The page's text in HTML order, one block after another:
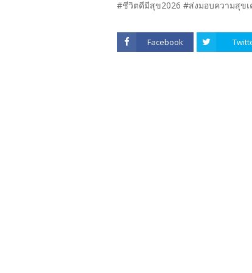
#ชีวิตดีมีสุข2026 #ส่งมอบความสุข
Facebook